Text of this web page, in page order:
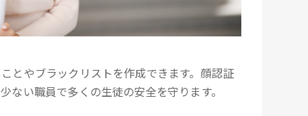
とやブラックリストを作成できます。顔認証
ない職員で多くの生徒の安全を守ります。